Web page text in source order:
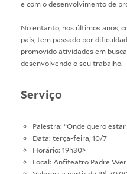
e com o desenvolvimento de
No entanto, nos últimos anos,
país, tem passado por
promovido atividades em
desenvolvendo o seu trabalho.
Serviço
Palestra: “Onde quero
Data: terça-feira, 10/7
Horário: 19h30>
Local: Anfiteatro Padre